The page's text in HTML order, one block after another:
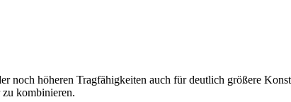
höheren Tragfähigkeiten auch für deutlich größere
kombinieren.